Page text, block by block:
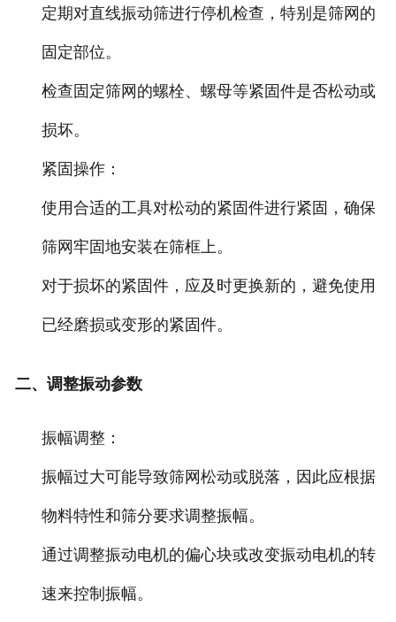
定期对直线振动筛进行停机检查，特别是筛网的
固定部位。
检查固定筛网的螺栓、螺母等紧固件是否松动或
损坏。
紧固操作：
使用合适的工具对松动的紧固件进行紧固，确保
筛网牢固地安装在筛框上。
对于损坏的紧固件，应及时更换新的，避免使用
已经磨损或变形的紧固件。
二、调整振动参数
振幅调整：
振幅过大可能导致筛网松动或脱落，因此应根据
物料特性和筛分要求调整振幅。
通过调整振动电机的偏心块或改变振动电机的转
速来控制振幅。